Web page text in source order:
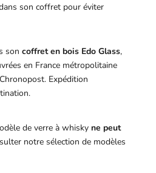
son coffret pour éviter
soncoffret en bois Edo Glass,
en France métropolitaine
Expédition
deverre à whisky ne peut
notre sélection de modèles